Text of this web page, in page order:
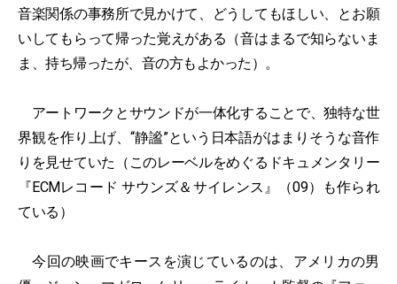
音楽関係の事務所で見かけて、どうしてもほしい、とお願
いしてもらって帰った覚えがある（音はまるで知らないま
ま、持ち帰ったが、音の方もよかった）。
アートワークとサウンドが一体化することで、独特な世
界観を作り上げ、“静謐”という日本語がはまりそうな音作
りを見せていた（このレーベルをめぐるドキュメンタリー
『ECMレコード サウンズ＆サイレンス』（09）も作られ
ている）
今回の映画でキースを演じているのは、アメリカの男